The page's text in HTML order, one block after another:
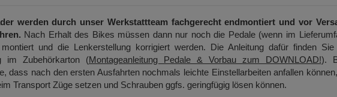
werden durch unser Werkstattteam fachgerecht endmontiert und vor
Nach Erhalt des Bikes müssen dann nur noch die Pedale (wenn im
und die Lenkerstellung korrigiert werden. Die Anleitung dafür finden Sie
im Zubehörkarton (Montageanleitung Pedale & Vorbau zum DOWNLOAD!).
dass nach den ersten Ausfahrten nochmals leichte Einstellarbeiten anfallen
Transport Züge setzen und Schrauben ggfs. geringfügig lösen können.